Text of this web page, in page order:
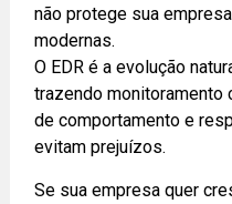
não protege sua
modernas.
O EDR é a evolução
trazendo monitoramento
de comportamento e
evitam prejuízos.
Se sua empresa quer